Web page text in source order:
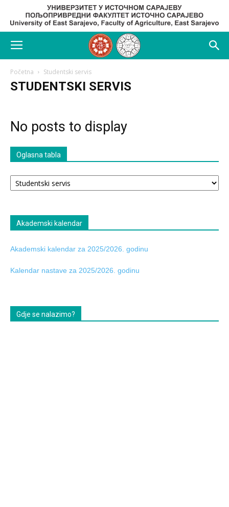
Početna Studentski servis
STUDENTSKI SERVIS
No posts to display
Oglasna tabla
Oglasna
tabla
Akademski kalendar
Akademski kalendar za 2025/2026. godinu
Kalendar nastave za 2025/2026. godinu
Gdje se nalazimo?